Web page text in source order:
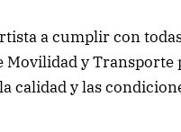
a cumplir con
Movilidad y Transporte
calidad y las